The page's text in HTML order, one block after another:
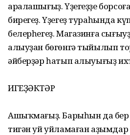
аралашығыҙ. Үҙегеҙҙе
бирегеҙ. Үҙегеҙ тураһында
белерһегеҙ. Магазинға
алыуҙан бөгөнгә тыйылып
әйберҙәр һатып алыуығыҙ
ИГЕҘӘКТӘР
Ашыҡмағыҙ. Барыһын да
тигән уй уйламаған аҙымдар